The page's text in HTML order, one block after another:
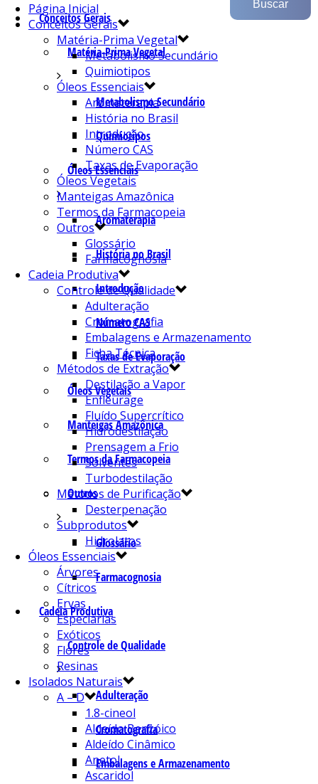
Conceitos Gerais
Matéria-Prima Vegetal
Metabolismo Secundário
Quimiotipos
Óleos Essenciais
Aromaterapia
História no Brasil
Introdução
Número CAS
Taxas de Evaporação
Óleos Vegetais
Manteigas Amazônica
Termos da Farmacopeia
Outros
Glossário
Farmacognosia
Cadeia Produtiva
Controle de Qualidade
Adulteração
Cromatografia
Embalagens e Armazenamento
Página Inicial
Conceitos Gerais
Matéria-Prima Vegetal
Metabolismo Secundário
Quimiotipos
Óleos Essenciais
Aromaterapia
História no Brasil
Introdução
Número CAS
Taxas de Evaporação
Óleos Vegetais
Manteigas Amazônica
Termos da Farmacopeia
Outros
Glossário
Farmacognosia
Cadeia Produtiva
Controle de Qualidade
Adulteração
Cromatografia
Embalagens e Armazenamento
Ficha Técnica
Métodos de Extração
Destilação a Vapor
Enfleurage
Fluído Supercrítico
Hidrodestilação
Prensagem a Frio
Solventes
Turbodestilação
Métodos de Purificação
Desterpenação
Subprodutos
Hidrolatos
Óleos Essenciais
Árvores
Cítricos
Ervas
Especiarias
Exóticos
Flores
Resinas
Isolados Naturais
A – D
1.8-cineol
Aldeído Benzóico
Aldeído Cinâmico
Anetol
Ascaridol